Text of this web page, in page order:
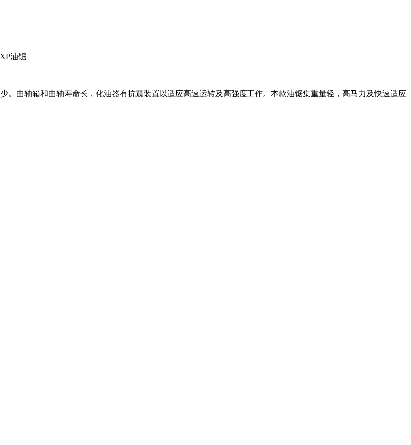
油锯
。曲轴箱和曲轴寿命长，化油器有抗震装置以适应高速运转及高强度工作。本款油锯集重量轻，高马力及快速适应